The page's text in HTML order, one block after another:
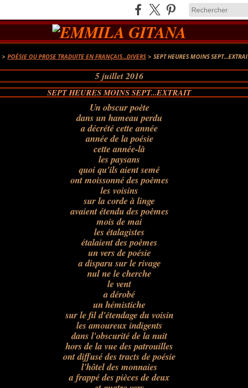
> POÉSIE OU PROSE TRADUITE EN FRANÇAIS...DIVERS > SEPT HEURES MOINS
5 juillet 2016
SEPT HEURES MOINS SEPT...EXTRAIT
Un obscur poète
dans un hameau perdu
a décrété cette année
année de la poésie
cette année-là
les paysans
quoi qu'ils aient semé
ont moissonné des poèmes
les voisins
sur la corde à linge
avaient étendu des poèmes
mois de mai
les étalagistes
étalaient des poèmes
un vers de poésie
a disparu sur le rivage
nul ne le cherche
le vent
a dérobé
un hémistiche
sur le fil d'étendage du voisin
les amoureux indigents
dans l'obscurité de la nuit
hors de la vue des patrouilles
ont diffusé des tracts de poésie
l'hôtel des monnaies
a frappé des pièces de deux